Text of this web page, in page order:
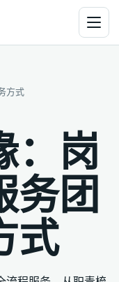
方式
：岗
务团
式